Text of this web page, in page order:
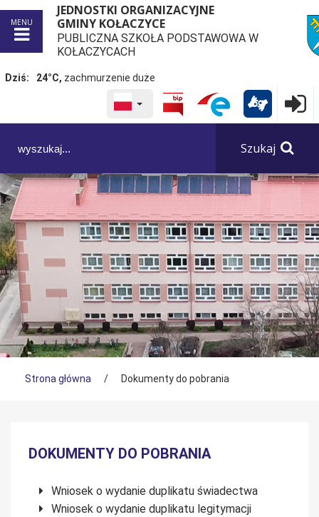
MENU
JEDNOSTKI ORGANIZACYJNE
GMINY KOŁACZYCE
PUBLICZNA SZKOŁA PODSTAWOWA W
KOŁACZYCACH
Dziś: 24°C, zachmurzenie duże
WYBRANY JĘZYK POLSKA
Szukaj
Tutaj jesteś
Strona główna / Dokumenty do pobrania

Menu boczne
DOKUMENTY DO POBRANIA
Wniosek o wydanie duplikatu świadectwa
Wniosek o wydanie duplikatu legitymacji